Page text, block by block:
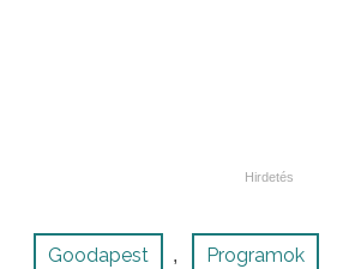
Goodapest , Programok